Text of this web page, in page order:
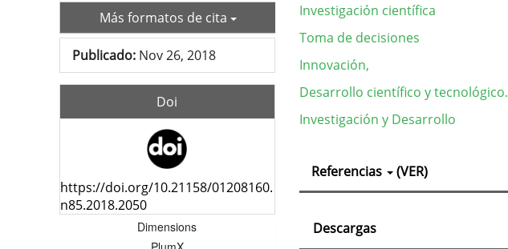
Más formatos de cita
Publicado: Nov 26, 2018
Doi
https://doi.org/10.21158/01208160.
n85.2018.2050
Dimensions
Investigación científica
Toma de decisiones
Innovación,
Desarrollo científico y tecnológico.
Investigación y Desarrollo
Detalles
del
artículo
Referencias (VER)
Descargas